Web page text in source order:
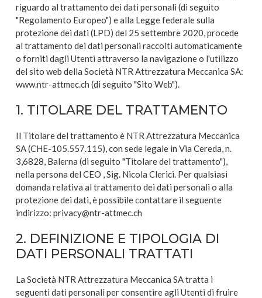
riguardo al trattamento dei dati personali (di seguito
"Regolamento Europeo") e alla Legge federale sulla
protezione dei dati (LPD) del 25 settembre 2020, procede
al trattamento dei dati personali raccolti automaticamente
o forniti dagli Utenti attraverso la navigazione o l'utilizzo
del sito web della Società NTR Attrezzatura Meccanica SA:
www.ntr-attmec.ch (di seguito "Sito Web").
1. TITOLARE DEL TRATTAMENTO
Il Titolare del trattamento è NTR Attrezzatura Meccanica
SA (CHE-105.557.115), con sede legale in Via Cereda, n.
3,6828, Balerna (di seguito "Titolare del trattamento"),
nella persona del CEO , Sig. Nicola Clerici. Per qualsiasi
domanda relativa al trattamento dei dati personali o alla
protezione dei dati, è possibile contattare il seguente
indirizzo: privacy@ntr-attmec.ch
2. DEFINIZIONE E TIPOLOGIA DI
DATI PERSONALI TRATTATI
La Società NTR Attrezzatura Meccanica SA tratta i
seguenti dati personali per consentire agli Utenti di fruire